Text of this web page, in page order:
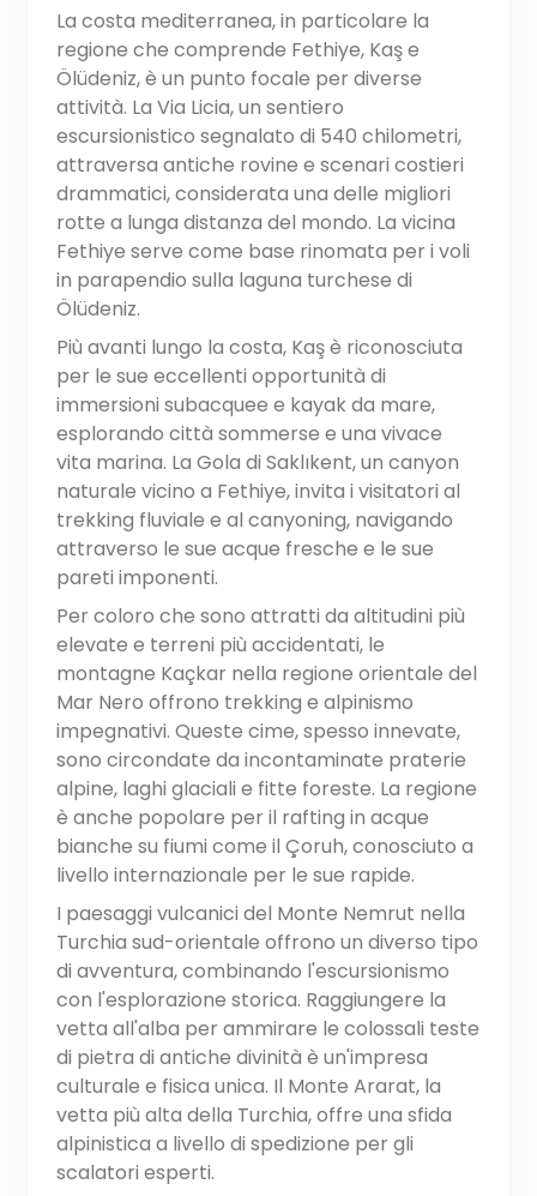
La costa mediterranea, in particolare la
regione che comprende Fethiye, Kaş e
Ölüdeniz, è un punto focale per diverse
attività. La Via Licia, un sentiero
escursionistico segnalato di 540 chilometri,
attraversa antiche rovine e scenari costieri
drammatici, considerata una delle migliori
rotte a lunga distanza del mondo. La vicina
Fethiye serve come base rinomata per i voli
in parapendio sulla laguna turchese di
Ölüdeniz.
Più avanti lungo la costa, Kaş è riconosciuta
per le sue eccellenti opportunità di
immersioni subacquee e kayak da mare,
esplorando città sommerse e una vivace
vita marina. La Gola di Saklıkent, un canyon
naturale vicino a Fethiye, invita i visitatori al
trekking fluviale e al canyoning, navigando
attraverso le sue acque fresche e le sue
pareti imponenti.
Per coloro che sono attratti da altitudini più
elevate e terreni più accidentati, le
montagne Kaçkar nella regione orientale del
Mar Nero offrono trekking e alpinismo
impegnativi. Queste cime, spesso innevate,
sono circondate da incontaminate praterie
alpine, laghi glaciali e fitte foreste. La regione
è anche popolare per il rafting in acque
bianche su fiumi come il Çoruh, conosciuto a
livello internazionale per le sue rapide.
I paesaggi vulcanici del Monte Nemrut nella
Turchia sud-orientale offrono un diverso tipo
di avventura, combinando l'escursionismo
con l'esplorazione storica. Raggiungere la
vetta all'alba per ammirare le colossali teste
di pietra di antiche divinità è un'impresa
culturale e fisica unica. Il Monte Ararat, la
vetta più alta della Turchia, offre una sfida
alpinistica a livello di spedizione per gli
scalatori esperti.